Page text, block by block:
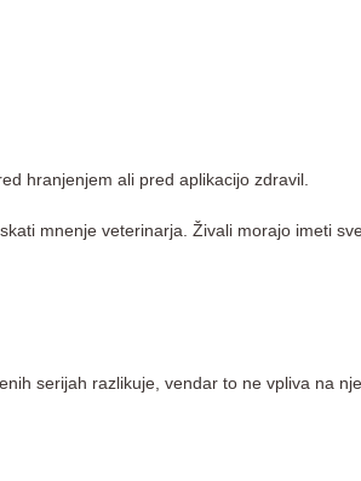
hranjenjem ali pred aplikacijo zdravil.
mnenje veterinarja. Živali morajo imeti
serijah razlikuje, vendar to ne vpliva na